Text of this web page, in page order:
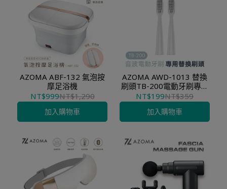
AZOMA ABF-132 氣泡按
摩足浴機
NT$999NT$1,290
加入購物車
AZOMA AWD-1013 替換
刷頭TB-200電動牙刷專用
(1組2入)
NT$199NT$359
加入購物車